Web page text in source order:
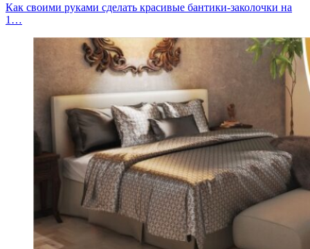
Как своими руками сделать красивые бантики-заколочки на
1…